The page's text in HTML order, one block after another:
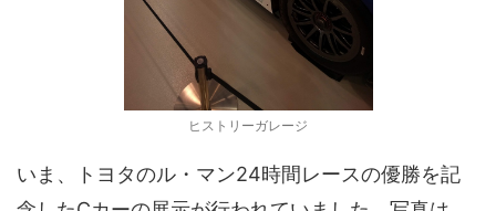
ヒストリーガレージ
いま、トヨタのル・マン24時間レースの優勝を記